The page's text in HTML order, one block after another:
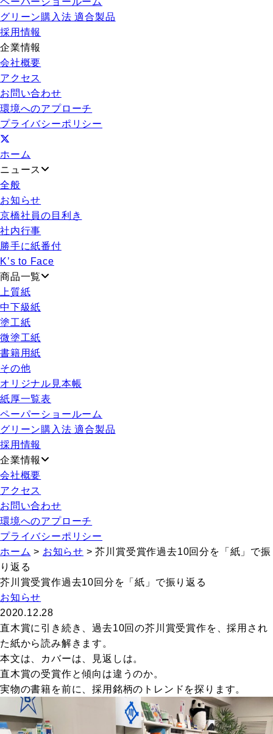
グリーン購入法 適合製品
採用情報
企業情報
会社概要
アクセス
お問い合わせ
環境へのアプローチ
プライバシーポリシー
ホーム
ニュース
全般
お知らせ
京橋社員の目利き
社内行事
勝手に紙番付
K’s to Face
商品一覧
上質紙
中下級紙
塗工紙
微塗工紙
書籍用紙
その他
オリジナル見本帳
紙厚一覧表
ペーパーショールーム
グリーン購入法 適合製品
採用情報
企業情報
会社概要
アクセス
お問い合わせ
環境へのアプローチ
プライバシーポリシー
ホーム > お知らせ >芥川賞受賞作過去10回分を「紙」で振
り返る
芥川賞受賞作過去10回分を「紙」で振り返る
お知らせ
2020.12.28
直木賞に引き続き、過去10回の芥川賞受賞作を、採用され
た紙から読み解きます。
本文は、カバーは、見返しは。
直木賞の受賞作と傾向は違うのか。
実物の書籍を前に、採用銘柄のトレンドを探ります。